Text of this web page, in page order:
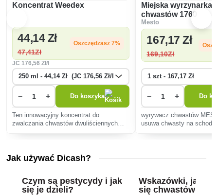
Koncentrat Weedex
44,14 Zł
47,41Zł
Oszczędzasz 7%
JC 176,56 Zł/l
− + Do koszyka
Ten innowacyjny koncentrat do
zwalczania chwastów dwuliściennych
Miejska wyrzynarka
chwastów 1760
Mesto
167,17 Zł
169,10Zł
− + Do
wyrywacz chwastów
usuwa chwasty na
Jak używać Dicash?
Czym są pestycydy i jak
się je dzieli?
Wskazówki, jak
się chwastów w